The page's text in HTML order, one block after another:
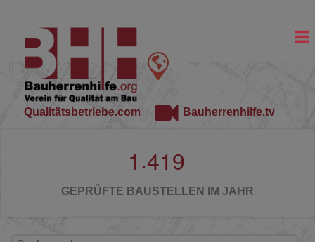
Qualitätsbetriebe.com Bauherrenhilfe.tv
1 .419
GEPRÜFTE BAUSTELLEN IM JAHR